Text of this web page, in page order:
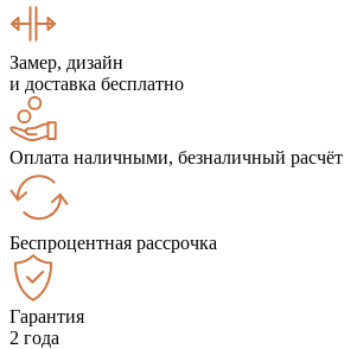
Замер, дизайн
и доставка бесплатно
Оплата наличными, безналичный расчёт
Беспроцентная рассрочка
Гарантия
2 года